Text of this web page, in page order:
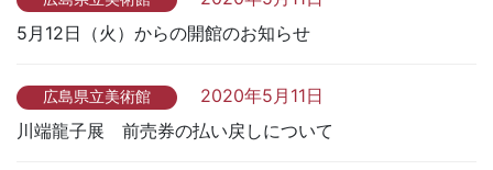
5月12日（火）からの開館のお知らせ
広島県立美術館
2020年5月11日
川端龍子展 前売券の払い戻しについて